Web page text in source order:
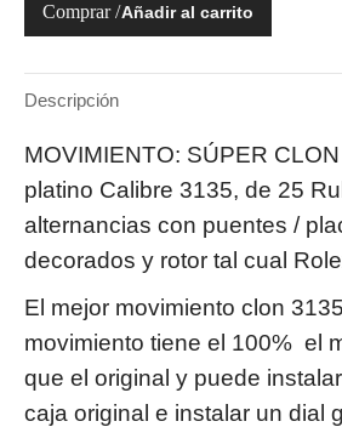
904L
CLON
3135
Añadir al carrito
Descripción
MOVIMIENTO: SÚPER
platino Calibre 3135, de 25
alternancias con puentes /
decorados y rotor tal cual
El mejor movimiento clon
movimiento tiene el 100% el
que el original y puede
caja original e instalar un dial